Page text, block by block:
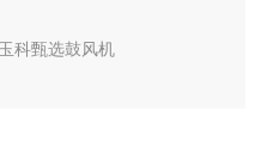
科甄选鼓风机